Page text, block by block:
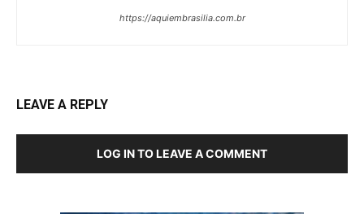
https://aquiembrasilia.com.br
LEAVE A REPLY
LOG IN TO LEAVE A COMMENT